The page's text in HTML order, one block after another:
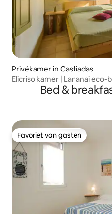
Privékamer in Castiadas
Elicriso kamer | Lananai eco-
Bed &
Favoriet van gasten
Favoriet van gasten